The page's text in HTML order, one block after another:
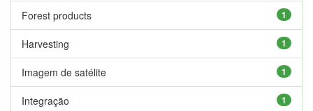
1
Forest products
1
Harvesting
1
Imagem de satélite
1
Integração